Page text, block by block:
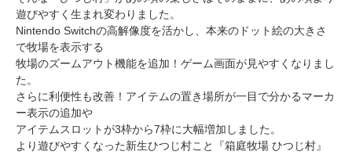
遊びやすく生まれ変わりました。
Nintendo Switchの高解像度を活かし、本来のドット絵の大きさ
で牧場を表示する
牧場のズームアウト機能を追加！ゲーム画面が見やすくなりまし
た。
さらに利便性も改善！アイテムの置き場所が一目で分かるマーカ
ー表示の追加や
アイテムスロットが3枠から7枠に大幅増加しました。
より遊びやすくなった新生ひつじ村こと『箱庭牧場 ひつじ村』